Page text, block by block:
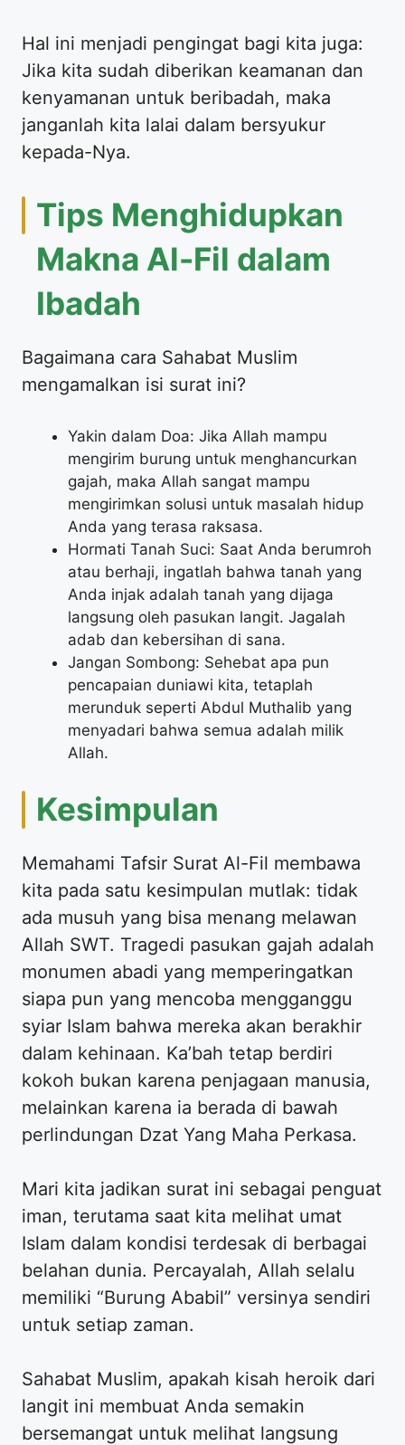
Hal ini menjadi pengingat bagi kita juga:
Jika kita sudah diberikan keamanan dan
kenyamanan untuk beribadah, maka
janganlah kita lalai dalam bersyukur
kepada-Nya.
Tips Menghidupkan
Makna Al-Fil dalam
Ibadah
Bagaimana cara Sahabat Muslim
mengamalkan isi surat ini?
Yakin dalam Doa: Jika Allah mampu
mengirim burung untuk menghancurkan
gajah, maka Allah sangat mampu
mengirimkan solusi untuk masalah hidup
Anda yang terasa raksasa.
Hormati Tanah Suci: Saat Anda berumroh
atau berhaji, ingatlah bahwa tanah yang
Anda injak adalah tanah yang dijaga
langsung oleh pasukan langit. Jagalah
adab dan kebersihan di sana.
Jangan Sombong: Sehebat apa pun
pencapaian duniawi kita, tetaplah
merunduk seperti Abdul Muthalib yang
menyadari bahwa semua adalah milik
Allah.
Kesimpulan
Memahami Tafsir Surat Al-Fil membawa
kita pada satu kesimpulan mutlak: tidak
ada musuh yang bisa menang melawan
Allah SWT. Tragedi pasukan gajah adalah
monumen abadi yang memperingatkan
siapa pun yang mencoba mengganggu
syiar Islam bahwa mereka akan berakhir
dalam kehinaan. Ka’bah tetap berdiri
kokoh bukan karena penjagaan manusia,
melainkan karena ia berada di bawah
perlindungan Dzat Yang Maha Perkasa.
Mari kita jadikan surat ini sebagai penguat
iman, terutama saat kita melihat umat
Islam dalam kondisi terdesak di berbagai
belahan dunia. Percayalah, Allah selalu
memiliki “Burung Ababil” versinya sendiri
untuk setiap zaman.
Sahabat Muslim, apakah kisah heroik dari
langit ini membuat Anda semakin
bersemangat untuk melihat langsung